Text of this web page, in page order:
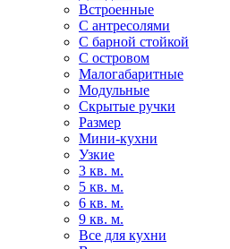
Встроенные
С антресолями
С барной стойкой
С островом
Малогабаритные
Модульные
Скрытые ручки
Размер
Мини-кухни
Узкие
3 кв. м.
5 кв. м.
6 кв. м.
9 кв. м.
Все для кухни